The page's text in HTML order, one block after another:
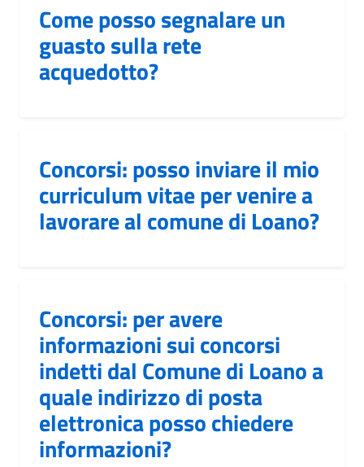
Come posso segnalare un
guasto sulla rete
acquedotto?
Concorsi: posso inviare il mio
curriculum vitae per venire a
lavorare al comune di Loano?
Concorsi: per avere
informazioni sui concorsi
indetti dal Comune di Loano a
quale indirizzo di posta
elettronica posso chiedere
informazioni?